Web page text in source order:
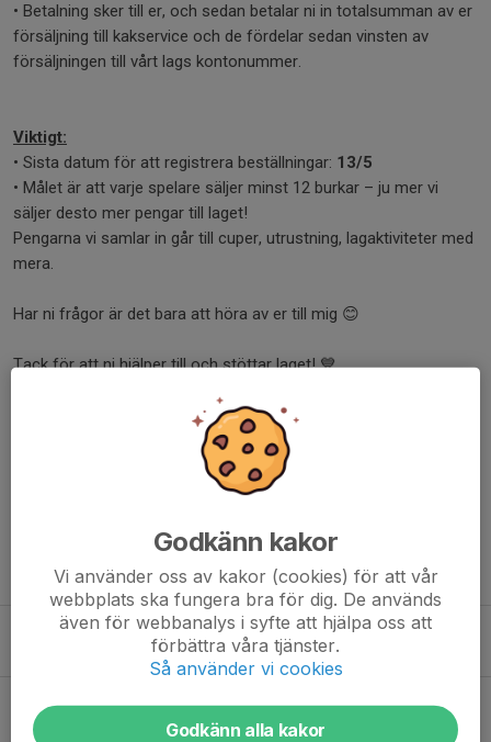
• Betalning sker till er, och sedan betalar ni in totalsumman av er
försäljning till kakservice och de fördelar sedan vinsten av
försäljningen till vårt lags kontonummer.
Viktigt:
• Sista datum för att registrera beställningar: 13/5
• Målet är att varje spelare säljer minst 12 burkar – ju mer vi
säljer desto mer pengar till laget!
Pengarna vi samlar in går till cuper, utrustning, lagaktiviteter med
mera.
Har ni frågor är det bara att höra av er till mig 😊
Tack för att ni hjälper till och stöttar laget! 💙
/ Sara Ivarsson 0762603112
Tidigare nyheter
Träningsstart + Linghemscupen
28 jul, 18:45 0
Avslutning
1
Godkänn kakor
Vi använder oss av kakor (cookies) för att vår
webbplats ska fungera bra för dig. De används
även för webbanalys i syfte att hjälpa oss att
förbättra våra tjänster.
Så använder vi cookies
Godkänn alla kakor